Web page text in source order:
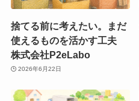
捨てる前に考えたい。まだ
使えるものを活かす工夫
株式会社P2eLabo
2026年6月22日